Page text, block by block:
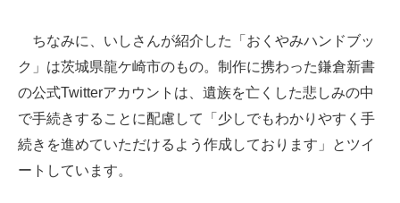
ちなみに、いしさんが紹介した「おくやみハンドブッ
ク」は茨城県龍ケ崎市のもの。制作に携わった鎌倉新書
の公式Twitterアカウントは、遺族を亡くした悲しみの中
で手続きすることに配慮して「少しでもわかりやすく手
続きを進めていただけるよう作成しております」とツイ
ートしています。